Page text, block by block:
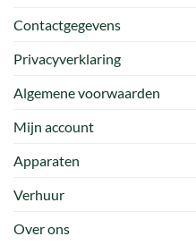
Contactgegevens
Privacyverklaring
Algemene voorwaarden
Mijn account
Apparaten
Verhuur
Over ons